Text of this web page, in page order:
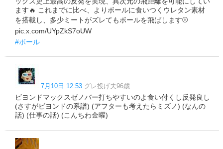
ます🔥 これまでに比べ、よりボールに食いつくウレタン素材
を搭載し、多少ミートがズレてもボールを飛ばします⚾️
pic.x.com/UYpZkS7oUW
#ボール
7月10日 12:53 グレ投げ夫96歳
ビヨンドマックスゼノバー打ちやすいのよ食い付くし反発良し
(さすがビヨンドの系譜) (アフターも考えたらミズノ) (なんの
話) (仕事の話) (こんちわ金曜)